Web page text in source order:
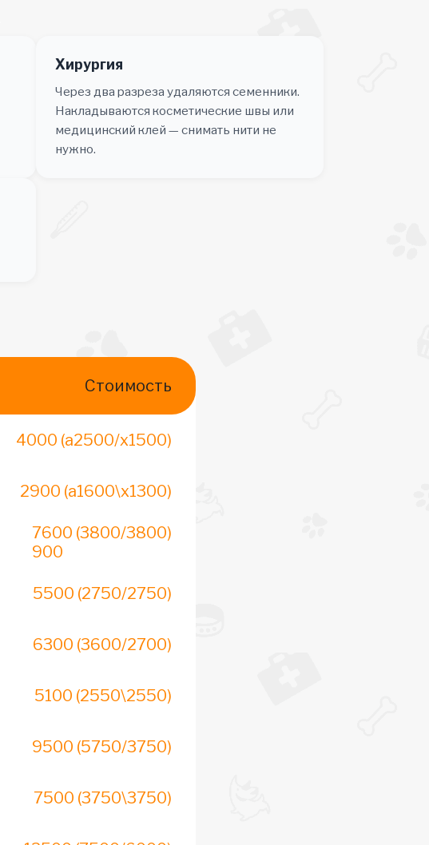
Хирургия
Через два разреза удаляются семенники.
Накладываются косметические швы или
медицинский клей — снимать нити не
нужно.
Стоимость
4000 (а2500/х1500)
2900 (а1600\х1300)
7600 (3800/3800)
900
5500 (2750/2750)
6300 (3600/2700)
5100 (2550\2550)
9500 (5750/3750)
7500 (3750\3750)